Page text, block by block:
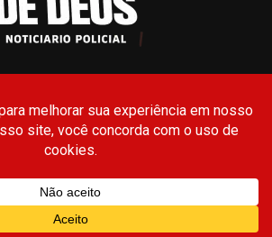
POLÍTICA DE PRIVACIDADE
© 2026 - Portal Pelo Amor de Deus